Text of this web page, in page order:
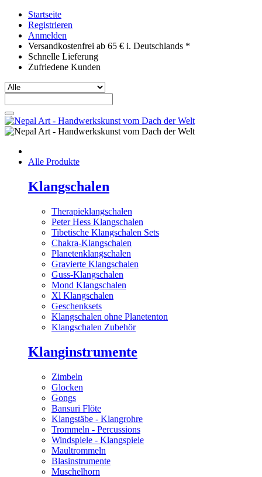
Startseite
Registrieren
Anmelden
Versandkostenfrei ab 65 € i. Deutschlands *
Schnelle Lieferung
Zufriedene Kunden
Alle Produkte
Klangschalen
Therapieklangschalen
Peter Hess Klangschalen
Tibetische Klangschalen Sets
Chakra-Klangschalen
Planetenklangschalen
Gravierte Klangschalen
Guss-Klangschalen
Mond Klangschalen
Xl Klangschalen
Geschenksets
Klangschalen ohne Planetenton
Klangschalen Zubehör
Klanginstrumente
Zimbeln
Glocken
Gongs
Bansuri Flöte
Klangstäbe - Klangrohre
Trommeln - Percussions
Windspiele - Klangspiele
Maultrommeln
Blasinstrumente
Muschelhorn